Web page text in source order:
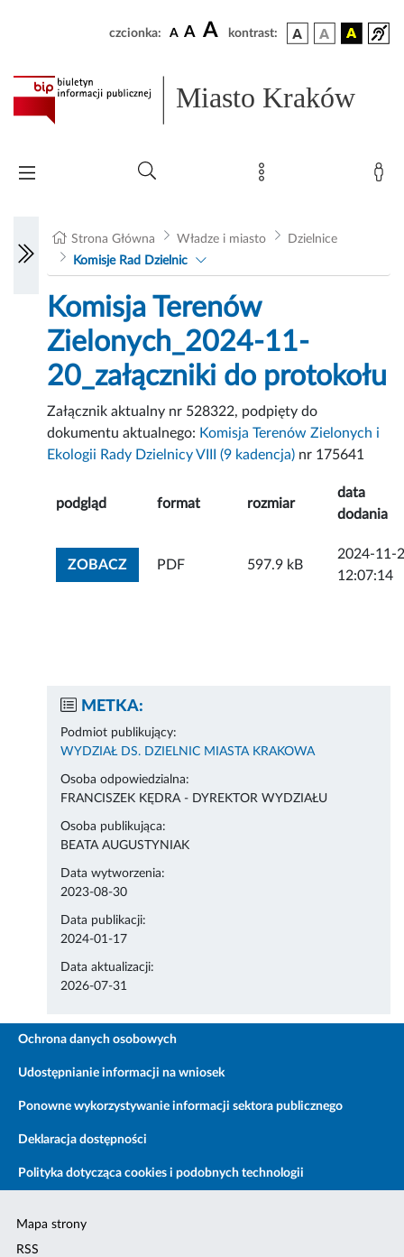
czcionka: A A A kontrast:
Miasto Kraków
Strona Główna Władze i miasto
Dzielnice
Komisje Rad Dzielnic
Komisja Terenów
Zielonych_2024-11-
20_załączniki do protokołu
Załącznik aktualny nr 528322, podpięty do
dokumentu aktualnego: Komisja Terenów Zielonych i
Ekologii Rady Dzielnicy VIII (9 kadencja) nr 175641
podgląd format rozmiar
data
dodania
ZOBACZZOBACZ ZAŁĄCZNIK
PDF 597.9 kB
2024-11-
12:07:14
METKA:
Podmiot publikujący:
WYDZIAŁ DS. DZIELNIC MIASTA KRAKOWA
Osoba odpowiedzialna:
FRANCISZEK KĘDRA - DYREKTOR WYDZIAŁU
Osoba publikująca:
BEATA AUGUSTYNIAK
Data wytworzenia:
2023-08-30
Data publikacji:
2024-01-17
Data aktualizacji:
2026-07-31
Ochrona danych osobowych
Udostępnianie informacji na wniosek
Ponowne wykorzystywanie informacji sektora publicznego
Deklaracja dostępności
Polityka dotycząca cookies i podobnych technologii
Mapa strony
RSS